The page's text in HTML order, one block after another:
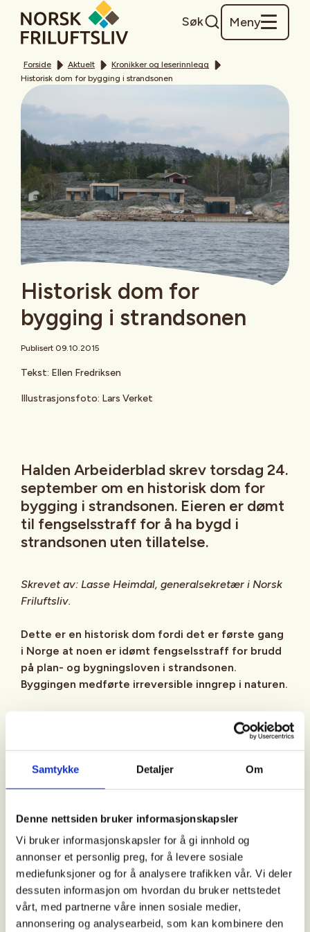
Samtykke Detaljer Om
Denne nettsiden bruker informasjonskapsler
Vi bruker informasjonskapsler for å gi innhold og
annonser et personlig preg, for å levere sosiale
mediefunksjoner og for å analysere trafikken vår. Vi deler
dessuten informasjon om hvordan du bruker nettstedet
vårt, med partnerne våre innen sosiale medier,
annonsering og analysearbeid, som kan kombinere den
Søk Meny
Forside Aktuelt
Kronikker og leserinnlegg
Historisk dom for bygging i strandsonen
Historisk dom for
bygging i strandsonen
Publisert 09.10.2015
Tekst: Ellen Fredriksen
Illustrasjonsfoto: Lars Verket
Halden Arbeiderblad skrev torsdag 24.
september om en historisk dom for
bygging i strandsonen. Eieren er dømt
til fengselsstraff for å ha bygd i
strandsonen uten tillatelse.
Skrevet av: Lasse Heimdal, generalsekretær i Norsk
Friluftsliv.
Dette er en historisk dom fordi det er første gang
i Norge at noen er idømt fengselsstraff for brudd
på plan- og bygningsloven i strandsonen.
Byggingen medførte irreversible inngrep i naturen.
natur og friluftsliv. Vi mangler god rettspraksis i
slike saker på tross av at det årlig er mange som
bryter forbudet om bygging i 100-metersbeltet i
Nasjonalt opplever vi at kommunene i alt for liten
grad reagerer på ulovlige tiltak i strandsonen og
andre viktige naturområder. Kanskje fordi
kommunene mangler ressurser, mangler
miljøkompetanse eller kanskje også fordi det i
mindre kommuner er vanskelig å komme over en
utbygger som du ikke er i slekt med, er kollega av,